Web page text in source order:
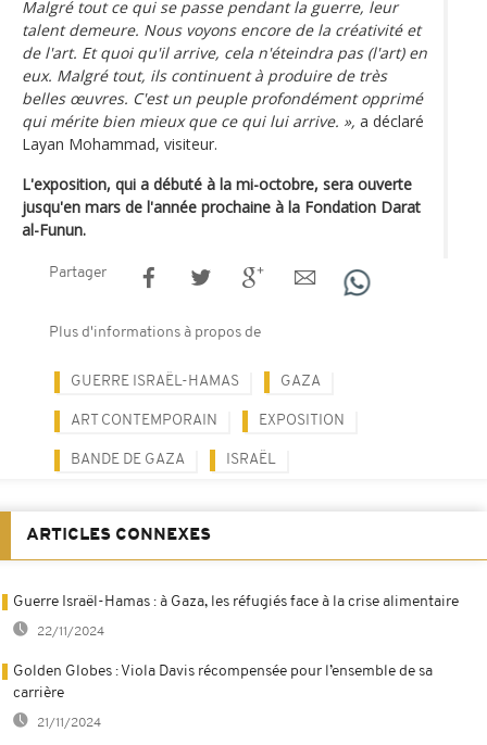
Malgré tout ce qui se passe pendant la guerre, leur
talent demeure. Nous voyons encore de la créativité et
de l'art. Et quoi qu'il arrive, cela n'éteindra pas (l'art) en
eux. Malgré tout, ils continuent à produire de très
belles œuvres. C'est un peuple profondément opprimé
qui mérite bien mieux que ce qui lui arrive. », a déclaré
Layan Mohammad, visiteur.
L'exposition, qui a débuté à la mi-octobre, sera ouverte
jusqu'en mars de l'année prochaine à la Fondation Darat
al-Funun.
Partager
Plus d'informations à propos de
GUERRE ISRAËL-HAMAS GAZA
ART CONTEMPORAIN EXPOSITION
BANDE DE GAZA ISRAËL
ARTICLES CONNEXES
Guerre Israël-Hamas : à Gaza, les réfugiés face à la crise alimentaire
22/11/2024
Golden Globes : Viola Davis récompensée pour l’ensemble de sa
carrière
21/11/2024